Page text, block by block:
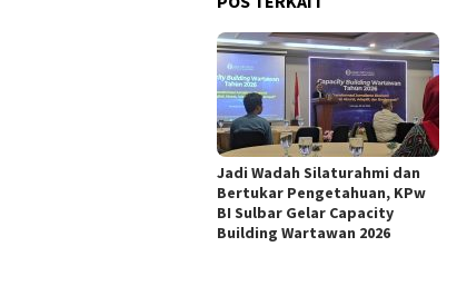
Jadi Wadah Silaturahmi dan
Bertukar Pengetahuan, KPw
BI Sulbar Gelar Capacity
Building Wartawan 2026